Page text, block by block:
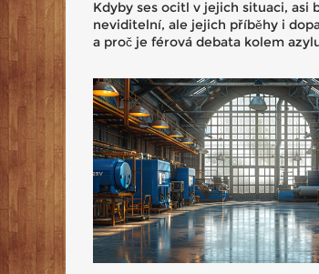
Kdyby ses ocitl v jejich situaci, asi
neviditelní, ale jejich příběhy i
a proč je férová debata kolem